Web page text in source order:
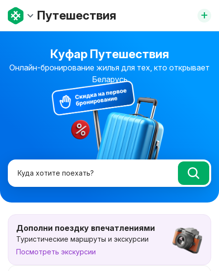
Путешествия +
Куфар Путешествия
Онлайн-бронирование жилья для тех, кто открывает
Беларусь
Куда хотите поехать?
Дополни поездку впечатлениями
Туристические маршруты и экскурсии
Посмотреть экскурсии